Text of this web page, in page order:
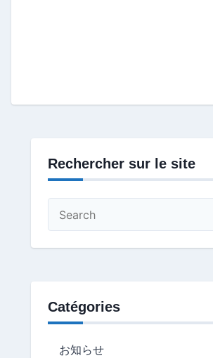
Rechercher sur le site
Catégories
お知らせ